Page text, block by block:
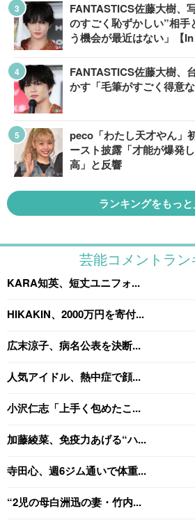
FANTASTICS佐藤大樹、
のすごく恥ずかしい”相
う機会が最近はない」【
FANTASTICS佐藤大樹、
かす「毛筆がすごく得意
peco「わたし天才やん」
ースト披露「才能が爆発
高」と反響
ランキングをもっ